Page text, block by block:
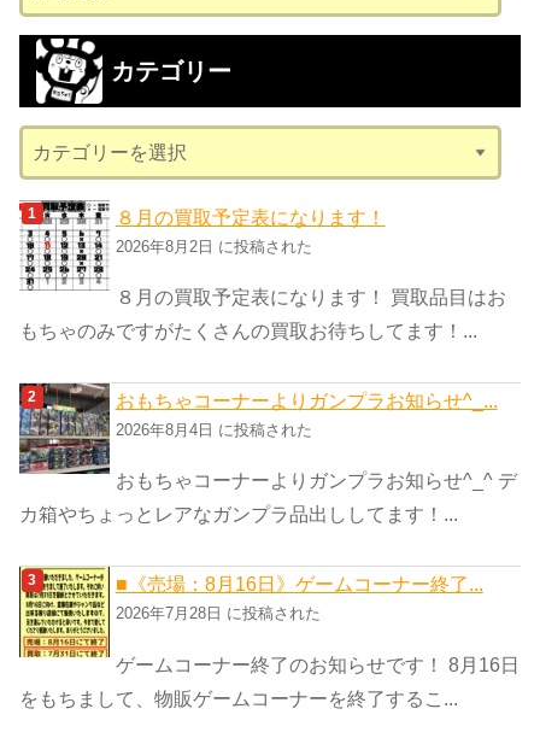
ー
カ
ブ
カテゴリー
テ
ゴ
リ
ー
８月の買取予定表になります！
2026年8月2日 に投稿された
８月の買取予定表になります！ 買取品目はお
もちゃのみですがたくさんの買取お待ちしてます！...
おもちゃコーナーよりガンプラお知らせ^_...
2026年8月4日 に投稿された
おもちゃコーナーよりガンプラお知らせ^_^ デ
カ箱やちょっとレアなガンプラ品出ししてます！...
■《売場：8月16日》ゲームコーナー終了...
2026年7月28日 に投稿された
ゲームコーナー終了のお知らせです！ 8月16日
をもちまして、物販ゲームコーナーを終了するこ...